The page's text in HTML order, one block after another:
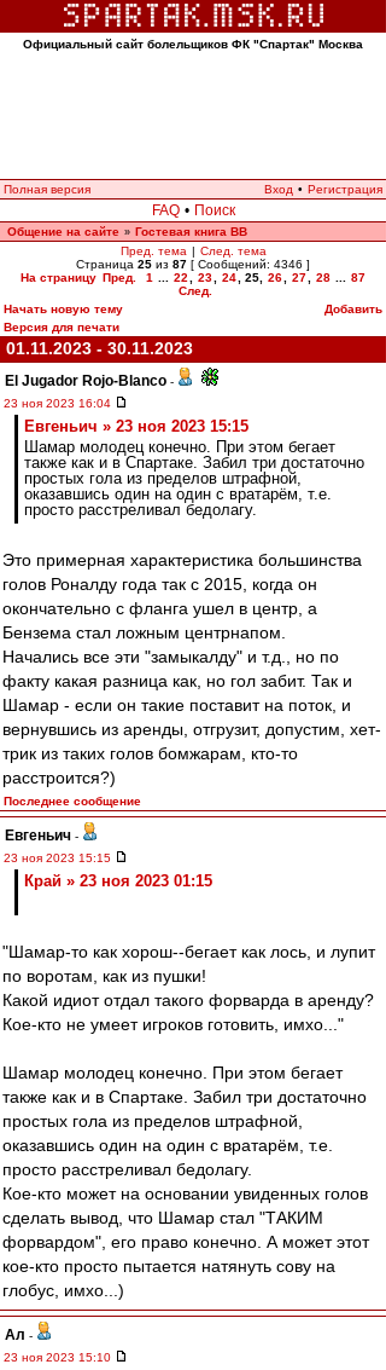
Официальный сайт болельщиков ФК "Спартак" Москва
Полная версия Вход • Регистрация
FAQ • Поиск
Общение на сайте » Гостевая книга ВВ
Пред. тема | След. тема
Страница 25 из 87 [ Сообщений: 4346 ]
На страницу Пред. 1 22 23 24 25 26 27 28
87
След.
Начать новую тему
Добавить
Версия для печати
01.11.2023 - 30.11.2023
El Jugador Rojo-Blanco -
23 ноя 2023 16:04
Евгеньич » 23 ноя 2023 15:15
Шамар молодец конечно. При этом бегает
также как и в Спартаке. Забил три достаточно
простых гола из пределов штрафной,
оказавшись один на один с вратарём, т.е.
просто расстреливал бедолагу.
Это примерная характеристика большинства
голов Роналду года так с 2015, когда он
окончательно с фланга ушел в центр, а
Бензема стал ложным центрнапом.
Начались все эти "замыкалду" и т.д., но по
факту какая разница как, но гол забит. Так и
Шамар - если он такие поставит на поток, и
вернувшись из аренды, отгрузит, допустим, хет-
трик из таких голов бомжарам, кто-то
расстроится?)
Последнее сообщение
Евгеньич -
23 ноя 2023 15:15
Край » 23 ноя 2023 01:15
"Шамар-то как хорош--бегает как лось, и лупит
по воротам, как из пушки!
Какой идиот отдал такого форварда в аренду?
Кое-кто не умеет игроков готовить, имхо..."
Шамар молодец конечно. При этом бегает
также как и в Спартаке. Забил три достаточно
простых гола из пределов штрафной,
оказавшись один на один с вратарём, т.е.
просто расстреливал бедолагу.
Кое-кто может на основании увиденных голов
сделать вывод, что Шамар стал "ТАКИМ
форвардом", его право конечно. А может этот
кое-кто просто пытается натянуть сову на
глобус, имхо...)
Ал -
23 ноя 2023 15:10